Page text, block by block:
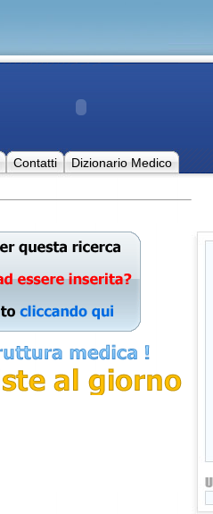
Contatti
Dizionario Medico